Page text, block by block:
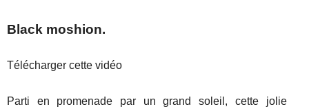
Black moshion.
Télécharger cette vidéo
Parti en promenade par un grand soleil, cette jolie